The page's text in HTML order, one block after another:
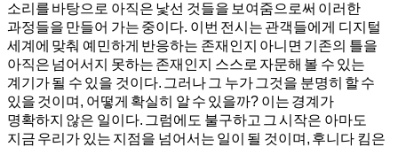
소리를 바탕으로 아직은 낯선 것들을 보여줌으로써 이러한
과정들을 만들어 가는 중이다. 이번 전시는 관객들에게 디지털
세계에 맞춰 예민하게 반응하는 존재인지 아니면 기존의 틀을
아직은 넘어서지 못하는 존재인지 스스로 자문해 볼 수 있는
계기가 될 수 있을 것이다. 그러나 그 누가 그것을 분명히 할 수
있을 것이며, 어떻게 확실히 알 수 있을까? 이는 경계가
명확하지 않은 일이다. 그럼에도 불구하고 그 시작은 아마도
지금 우리가 있는 지점을 넘어서는 일이 될 것이며, 후니다 킴은